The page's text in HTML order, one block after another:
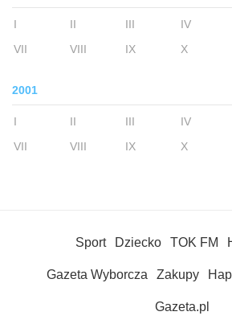
I II III IV
VII
VIII IX X
2001
I II III IV
VII
VIII IX X
Sport Dziecko TOK FM
Gazeta Wyborcza Zakupy
Gazeta.pl